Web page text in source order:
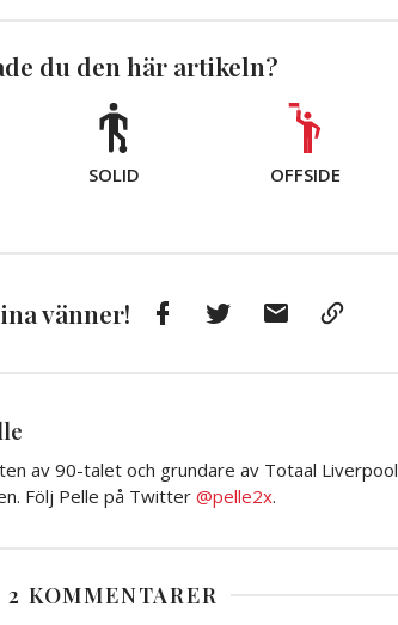
du den här artikeln?
SOLID OFFSIDE
vänner! FacebookTwitter
post
av 90-talet och grundare av Totaal
Följ Pelle på Twitter@pelle2x.
2 KOMMENTARER